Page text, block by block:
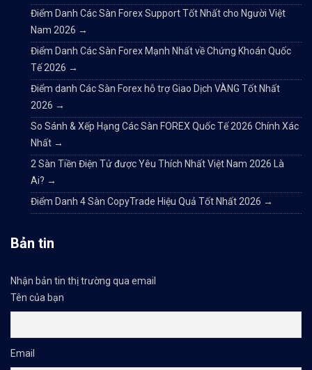
Điểm Danh Các Sàn Forex Support Tốt Nhất cho Người Việt
Nam 2026 →
Điểm Danh Các Sàn Forex Mạnh Nhất về Chứng Khoán Quốc
Tế 2026 →
Điểm danh Các Sàn Forex hỗ trợ Giao Dịch VÀNG Tốt Nhất
2026 →
So Sánh & Xếp Hạng Các Sàn FOREX Quốc Tế 2026 Chính Xác
Nhất →
2 Sàn Tiền Điện Tử được Yêu Thích Nhất Việt Nam 2026 Là
Ai? →
Điểm Danh 4 Sàn CopyTrade Hiệu Quả Tốt Nhất 2026 →
Bản tin
Nhận bản tin thị trường qua email
Tên của bạn
Email